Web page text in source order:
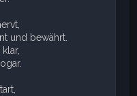
und bewährt.